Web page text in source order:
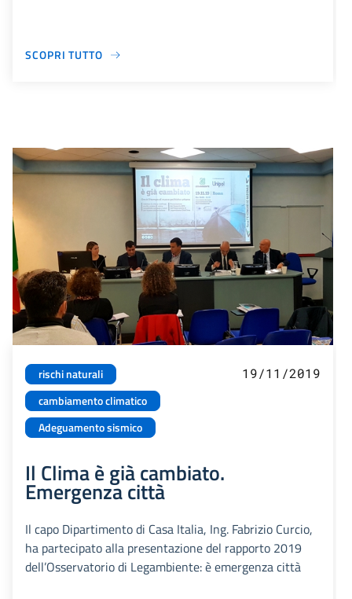
SCOPRI TUTTO
rischi naturali
cambiamento climatico
Adeguamento sismico
19/11/2019
Il Clima è già cambiato.
Emergenza città
Il capo Dipartimento di Casa Italia, Ing. Fabrizio Curcio,
ha partecipato alla presentazione del rapporto 2019
dell’Osservatorio di Legambiente: è emergenza città